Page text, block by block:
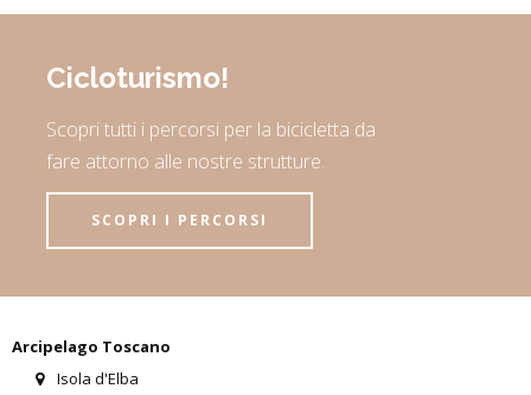
Cicloturismo!
Scopri tutti i percorsi per la bicicletta da
fare attorno alle nostre strutture.
SCOPRI I PERCORSI
Arcipelago Toscano
Isola d'Elba